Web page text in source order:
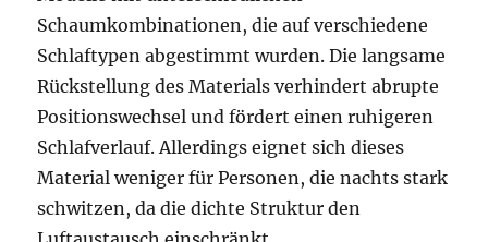
Schaumkombinationen, die auf verschiedene
Schlaftypen abgestimmt wurden. Die langsame
Rückstellung des Materials verhindert abrupte
Positionswechsel und fördert einen ruhigeren
Schlafverlauf. Allerdings eignet sich dieses
Material weniger für Personen, die nachts stark
schwitzen, da die dichte Struktur den